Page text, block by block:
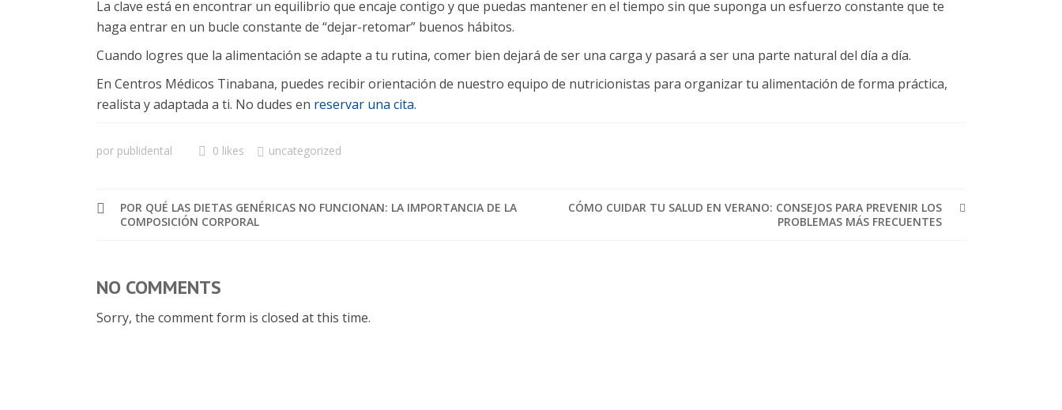
La clave está en encontrar un equilibrio que encaje contigo y que puedas mantener en el tiempo sin que suponga un esfuerzo constante que te
haga entrar en un bucle constante de “dejar-retomar” buenos hábitos.
Cuando logres que la alimentación se adapte a tu rutina, comer bien dejará de ser una carga y pasará a ser una parte natural del día a día.
En Centros Médicos Tinabana, puedes recibir orientación de nuestro equipo de nutricionistas para organizar tu alimentación de forma práctica,
realista y adaptada a ti. No dudes en reservar una cita.
por publidental 0 likes uncategorized
POR QUÉ LAS DIETAS GENÉRICAS NO FUNCIONAN: LA IMPORTANCIA DE LA
COMPOSICIÓN CORPORAL
CÓMO CUIDAR TU SALUD EN VERANO: CONSEJOS PARA PREVENIR LOS
PROBLEMAS MÁS FRECUENTES
NO COMMENTS
Sorry, the comment form is closed at this time.